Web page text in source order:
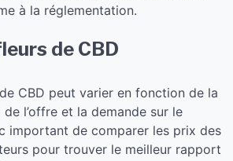
à la réglementation.
de CBD
CBD peut varier en fonction de la
l’offre et la demande sur le
important de comparer les prix des
pour trouver le meilleur rapport